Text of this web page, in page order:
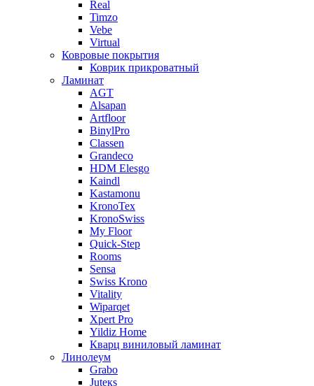
Real
Timzo
Vebe
Virtual
Ковровые покрытия
Коврик прикроватный
Ламинат
AGT
Alsapan
Artfloor
BinylPro
Classen
Grandeco
HDM Elesgo
Kaindl
Kastamonu
KronoTex
KronoSwiss
My Floor
Quick-Step
Rooms
Sensa
Swiss Krono
Vitality
Wiparqet
Xpert Pro
Yildiz Home
Кварц виниловый ламинат
Линолеум
Grabo
Juteкs